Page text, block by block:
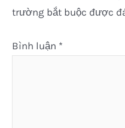
trường bắt buộc được
Bình luận *